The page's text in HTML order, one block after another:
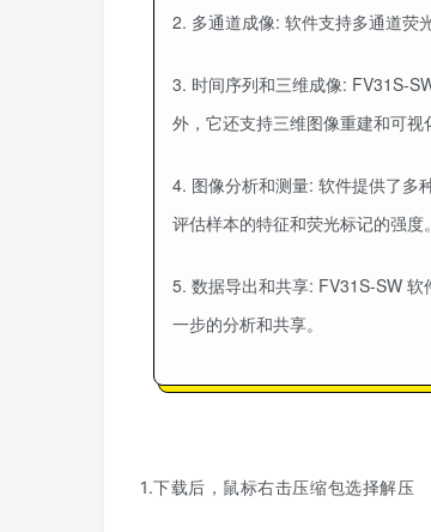
2. 多通道成像: 软件支持多通道荧
3. 时间序列和三维成像: FV31S-
外，它还支持三维图像重建和可视
4. 图像分析和测量: 软件提供了多
评估样本的特征和荧光标记的强度。
5. 数据导出和共享: FV31S-SW
一步的分析和共享。
1.下载后，鼠标右击压缩包选择解压